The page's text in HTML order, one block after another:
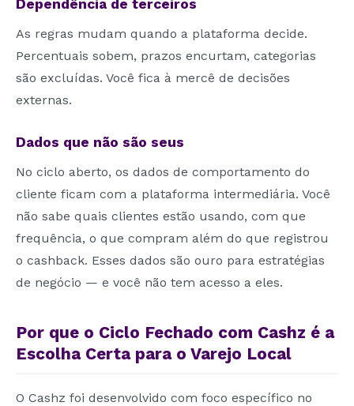
Dependência de terceiros
As regras mudam quando a plataforma decide.
Percentuais sobem, prazos encurtam, categorias
são excluídas. Você fica à mercê de decisões
externas.
Dados que não são seus
No ciclo aberto, os dados de comportamento do
cliente ficam com a plataforma intermediária. Você
não sabe quais clientes estão usando, com que
frequência, o que compram além do que registrou
o cashback. Esses dados são ouro para estratégias
de negócio — e você não tem acesso a eles.
Por que o Ciclo Fechado com Cashz é a
Escolha Certa para o Varejo Local
O Cashz foi desenvolvido com foco específico no